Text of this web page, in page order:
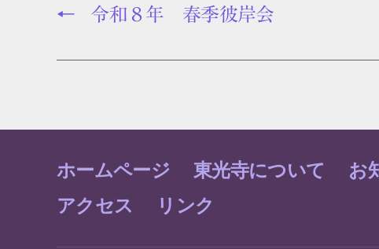
← 令和８年 春季彼岸会
ホームページ 東光寺について お
アクセス
リンク